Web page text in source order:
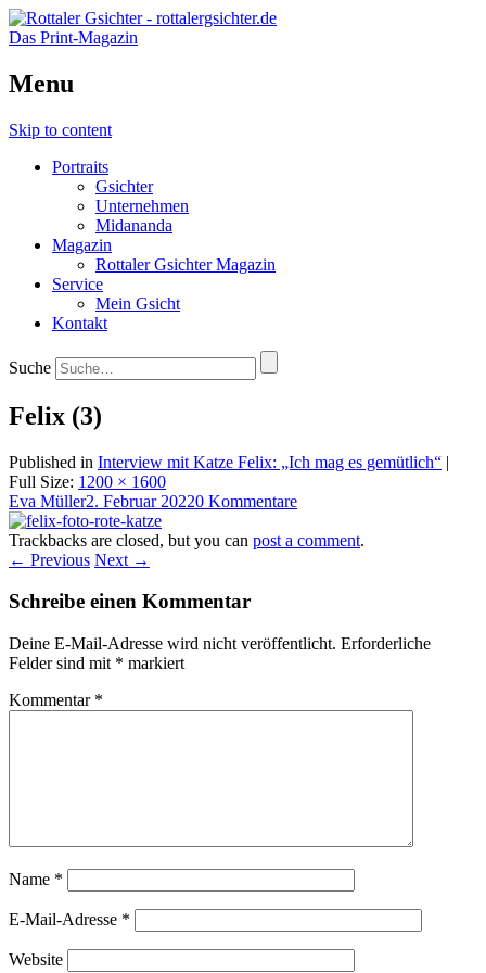
Das Print-Magazin
Menu
Skip to content
Portraits
Gsichter
Unternehmen
Midananda
Magazin
Rottaler Gsichter Magazin
Service
Mein Gsicht
Kontakt
Suche
Felix (3)
Published in Interview mit Katze Felix: „Ich mag es gemütlich“ |
Full Size: 1200 × 1600
Eva Müller2. Februar 20220 Kommentare
Trackbacks are closed, but you can post a comment.
← Previous Next →
Schreibe einen Kommentar
Deine E-Mail-Adresse wird nicht veröffentlicht. Erforderliche
Felder sind mit * markiert
Kommentar *
Name *
E-Mail-Adresse *
Website